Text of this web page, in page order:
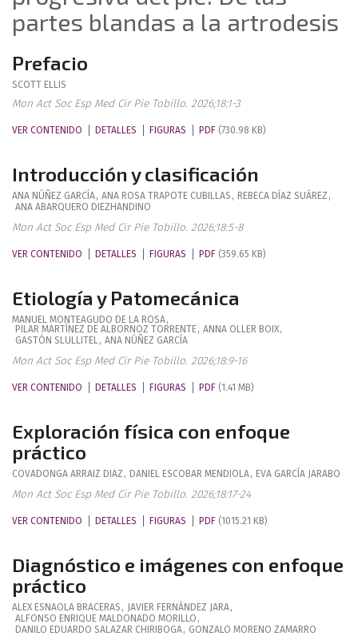
partes blandas a la artrodesis
Prefacio
SCOTT ELLIS
Mon Act Soc Esp Med Cir Pie Tobillo. 2026;18:1-3
VER CONTENIDO DETALLES FIGURAS PDF (730.98 KB)
Introducción y clasificación
ANA NÚÑEZ GARCÍA, ANA ROSA TRAPOTE CUBILLAS , REBECA DÍAZ SUÁREZ ,
ANA ABARQUERO DIEZHANDINO
Mon Act Soc Esp Med Cir Pie Tobillo. 2026;18:5-8
VER CONTENIDO DETALLES FIGURAS PDF (359.65 KB)
Etiología y Patomecánica
MANUEL MONTEAGUDO DE LA ROSA,
PILAR MARTÍNEZ DE ALBORNOZ TORRENTE, ANNA OLLER BOIX,
GASTÓN SLULLITEL, ANA NÚÑEZ GARCÍA
Mon Act Soc Esp Med Cir Pie Tobillo. 2026;18:9-16
VER CONTENIDO DETALLES FIGURAS PDF (1.41 MB)
Exploración física con enfoque
práctico
COVADONGA ARRAIZ DIAZ , DANIEL ESCOBAR MENDIOLA, EVA GARCÍA JARABO
Mon Act Soc Esp Med Cir Pie Tobillo. 2026;18:17-24
VER CONTENIDO DETALLES FIGURAS PDF (1015.21 KB)
Diagnóstico e imágenes con enfoque
práctico
ALEX ESNAOLA BRACERAS , JAVIER FERNÁNDEZ JARA,
ALFONSO ENRIQUE MALDONADO MORILLO ,
DANILO EDUARDO SALAZAR CHIRIBOGA, GONZALO MORENO ZAMARRO